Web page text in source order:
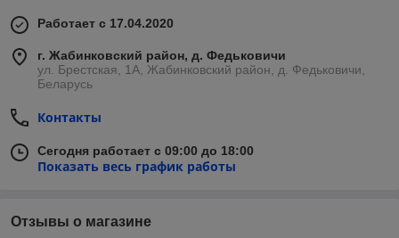
Работает с 17.04.2020
г. Жабинковский район, д. Федьковичи
ул. Брестская, 1А, Жабинковский район, д. Федьковичи,
Беларусь
Контакты
Сегодня работает с 09:00 до 18:00
Показать весь график работы
Отзывы о магазине